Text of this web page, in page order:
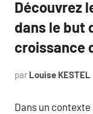
Découvrez
dans le but
croissance
par Louise KESTEL
Dans un